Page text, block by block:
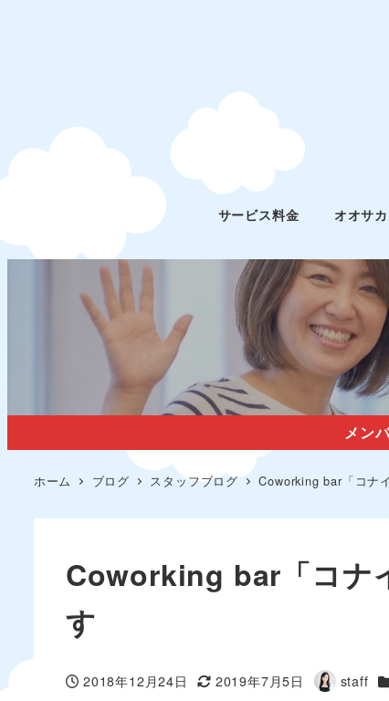
サービス料金 オオサ
スタッフブログ
メン
ホーム ブログ スタッフブログ Coworking bar「コナ
Coworking bar「コナ
す
投稿日
2018年12月24日
更新日
2019年7月5日
著
staff